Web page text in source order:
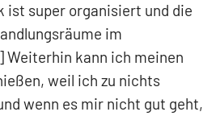
ist super organisiert und die
im
Weiterhin kann ich meinen
weil ich zu nichts
wenn es mir nicht gut geht,